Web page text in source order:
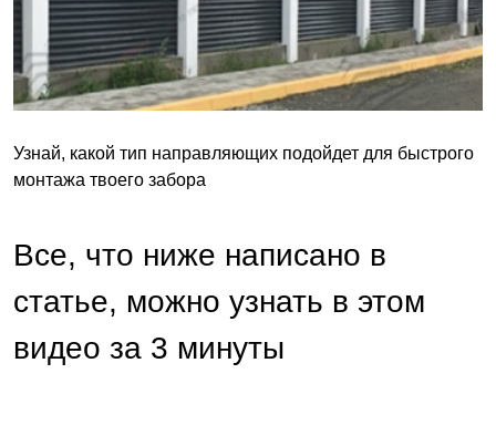
Узнай, какой тип направляющих подойдет для быстрого
монтажа твоего забора
Все, что ниже написано в
статье, можно узнать в этом
видео за 3 минуты